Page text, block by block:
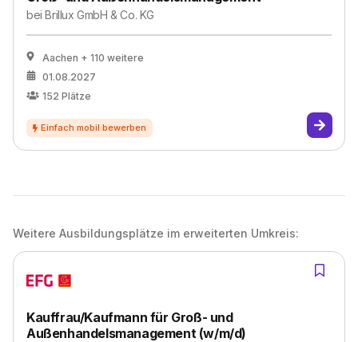
beiBrillux GmbH & Co. KG
Aachen + 110 weitere
01.08.2027
152 Plätze
Weitere Ausbildungsplätze im erweiterten Umkreis:
Kauffrau/Kaufmann für Groß- und
Außenhandelsmanagement (w/m/d)